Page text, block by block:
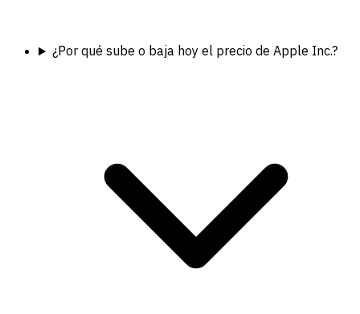
¿Por qué sube o baja hoy el precio de Apple Inc.?